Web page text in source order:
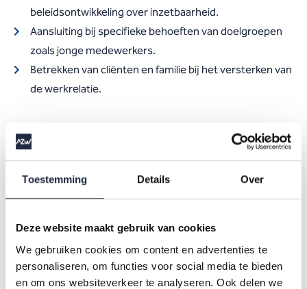
Toestemming Details Over
Deze website maakt gebruik van cookies
We gebruiken cookies om content en advertenties te
personaliseren, om functies voor social media te bieden
en om ons websiteverkeer te analyseren. Ook delen we
beleidsontwikkeling over inzetbaarheid.
Aansluiting bij specifieke behoeften van doelgroepen
zoals jonge medewerkers.
Betrekken van cliënten en familie bij het versterken van
de werkrelatie.
Wat werkte minder:
Standaardoplossingen zonder maatwerk. Elke
organisatie en elk team vroeg om een maatwerkaanpak
Relationeel werken is geen